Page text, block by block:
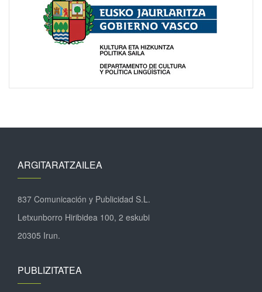
ARGITARATZAILEA
837 Comunicación y Publicidad S.L.
Letxunborro Hiribidea 100, 2 eskubi
20305 Irun.
PUBLIZITATEA